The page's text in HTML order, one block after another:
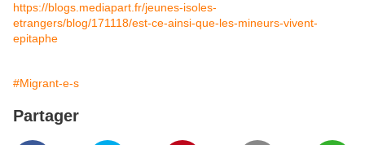
https://blogs.mediapart.fr/jeunes-isoles-
etrangers/blog/171118/est-ce-ainsi-que-les-mineurs-vivent-
epitaphe
#Migrant-e-s
Partager